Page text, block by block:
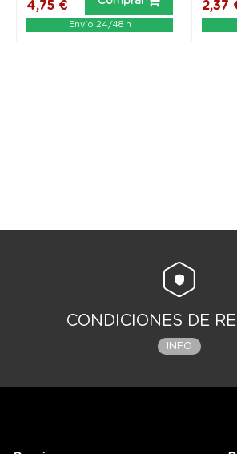
4,75 €
Envío 24/48 h
2,37
CONDICIONES DE
INFO